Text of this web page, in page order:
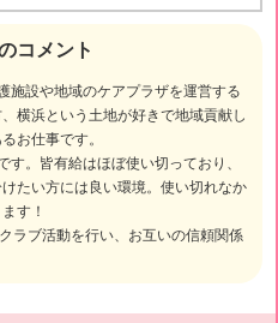
コメント
施設や地域のケアプラザを運営する
横浜という土地が好きで地域貢献し
お仕事です。
。皆有給はほぼ使い切っており、
たい方には良い環境。使い切れなか
す！
ラブ活動を行い、お互いの信頼関係